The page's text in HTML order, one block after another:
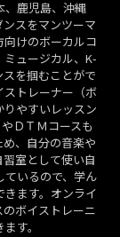
、鹿児島、沖縄
ンスをマンツーマ
けのボーカルコ
ュージカル、K-
を掴むことがで
ストレーナー（ボ
やすいレッスン
ＤＴＭコースも
、自分の音楽や
室として使い自
いるので、学ん
ます。オンライ
ボイストレーニ
す。